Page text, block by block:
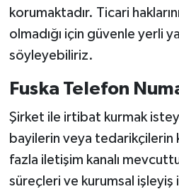
korumaktadır. Ticari
olmadığı için güvenle yerli
söyleyebiliriz.
Fuska Telefon
Şirket ile irtibat kurmak
bayilerin veya tedarikçilerin
fazla iletişim kanalı
süreçleri ve kurumsal işleyiş